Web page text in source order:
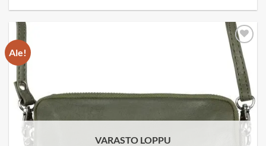
Ale!
Add to
wishlist
VARASTO LOPPU